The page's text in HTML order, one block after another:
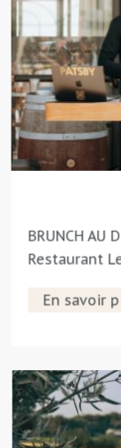
BRUNCH AU
Restaurant
En savoir